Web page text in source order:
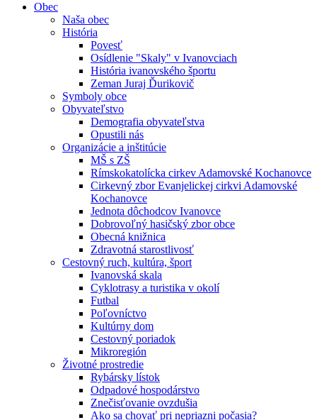
Obec
Naša obec
História
Povesť
Osídlenie "Skaly" v Ivanovciach
História ivanovského športu
Zeman Juraj Ďurikovič
Symboly obce
Obyvateľstvo
Demografia obyvateľstva
Opustili nás
Organizácie a inštitúcie
MŠ s ZŠ
Rímskokatolícka cirkev Adamovské Kochanovce
Cirkevný zbor Evanjelickej cirkvi Adamovské
Kochanovce
Jednota dôchodcov Ivanovce
Dobrovoľný hasičský zbor obce
Obecná knižnica
Zdravotná starostlivosť
Cestovný ruch, kultúra, šport
Ivanovská skala
Cyklotrasy a turistika v okolí
Futbal
Poľovníctvo
Kultúrny dom
Cestovný poriadok
Mikroregión
Životné prostredie
Rybársky lístok
Odpadové hospodárstvo
Znečisťovanie ovzdušia
Ako sa chovať pri nepriazni počasia?